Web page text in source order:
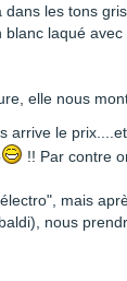
dans les tons
blanc laqué
elle nous
arrive le
!! Par contre
mais
nous